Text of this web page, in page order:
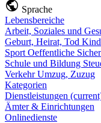
Sprache
Lebensbereiche
Arbeit, Soziales und
Geburt, Heirat, Tod
Sport Oeffentliche
Schule und Bildung
VerkehrUmzug, Zuzug
Kategorien
Dienstleistungen
Ämter & Einrichtungen
Onlinedienste